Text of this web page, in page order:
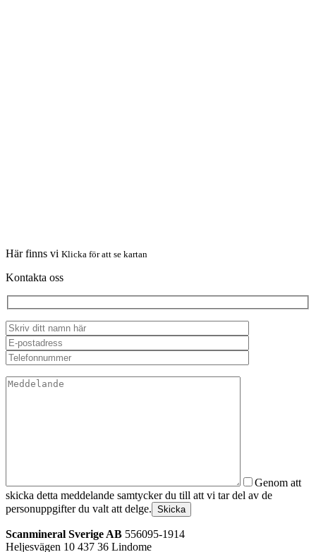
Här finns vi Klicka för att se kartan
Kontakta oss
Genom att
skicka detta meddelande samtycker du till att vi tar del av de
personuppgifter du valt att delge. Skicka
Scanmineral Sverige AB 556095-1914
Heljesvägen 10 437 36 Lindome